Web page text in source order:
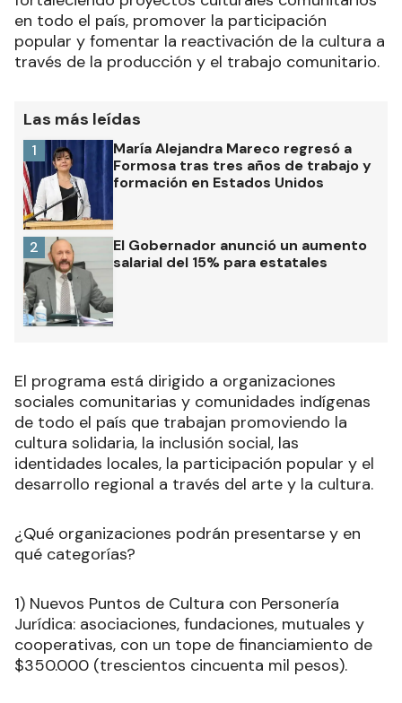
en todo el país, promover la participación
popular y fomentar la reactivación de la cultura a
través de la producción y el trabajo comunitario.
Las más leídas
María Alejandra Mareco regresó a
Formosa tras tres años de trabajo y
formación en Estados Unidos
1
El Gobernador anunció un aumento
salarial del 15% para estatales
2
El programa está dirigido a organizaciones
sociales comunitarias y comunidades indígenas
de todo el país que trabajan promoviendo la
cultura solidaria, la inclusión social, las
identidades locales, la participación popular y el
desarrollo regional a través del arte y la cultura.
¿Qué organizaciones podrán presentarse y en
qué categorías?
1) Nuevos Puntos de Cultura con Personería
Jurídica: asociaciones, fundaciones, mutuales y
cooperativas, con un tope de financiamiento de
$350.000 (trescientos cincuenta mil pesos).